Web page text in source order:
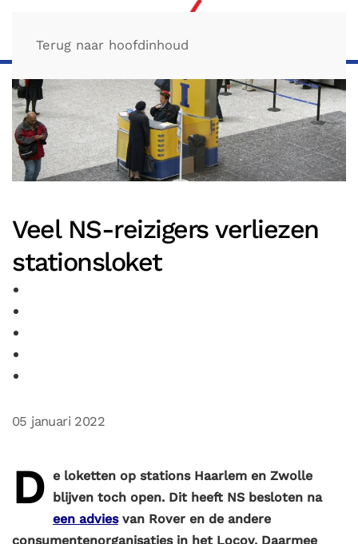
Terug naar hoofdinhoud
Veel NS-reizigers verliezen
stationsloket
05 januari 2022
D e loketten op stations Haarlem en Zwolle
blijven toch open. Dit heeft NS besloten na
een adviesvan Rover en de andere
consumentenorganisaties in het Locov. Daarmee